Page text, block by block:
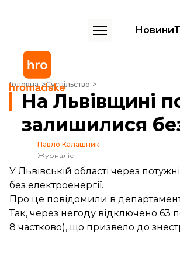
Новини
Головна Суспільство
На Львівщині понад 200 населених пунктів
На Львівщині
залишилися
Павло Калашник
Журналіст
У Львівській області через
без електроенергії.
Про це повідомили в
Так, через негоду відключено 63
8 частково), що призвело до